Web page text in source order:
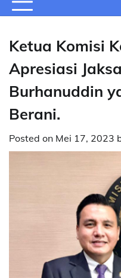
Ketua Komisi
Apresiasi
Burhanuddin
Berani.
Posted on Mei 17, 2023